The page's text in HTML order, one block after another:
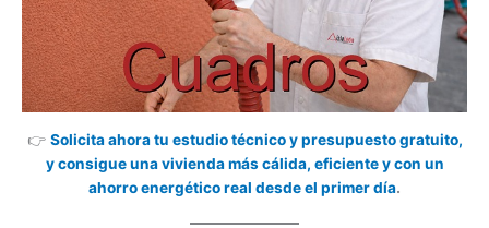
👉 Solicita ahora tu estudio técnico y presupuesto gratuito,
y consigue una vivienda más cálida, eficiente y con un
ahorro energético real desde el primer día.